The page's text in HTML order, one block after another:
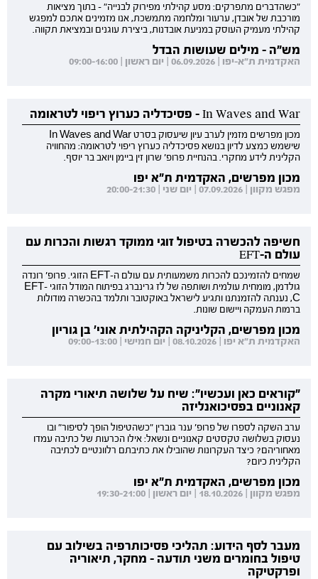
"כשהדברים מתפרקים: מסע קהילתי מפירוק לבנייה" - בתוך מציאות
מורכבת של אובדן, ערעור ומלחמה מתמשכת, אנו מזמינים אתכם למפגש
קהילתי מעמיק העוסק במניעת אובדנות, ביצירת עוגנים ובמציאת תקווה.
מש"ה - מילים שעושות הבדל
האקדמית ת"א-יפו | 06.09.2026 | יום ראשון | 09:00-16:00
In Waves and War - פסיכדליה כערוץ ריפוי לטראומה
מכון מפרשים מזמין לערב עיון שיעסוק בסרט In Waves and War
שישמש כמצע לדיון בנושא פסיכדליה כערוץ ריפוי לטראומה: מהחוויה
הקלינית לידע מחקרי. בהנחיית פרופ' שרון זין ביימן ויואב בר יוסף.
מכון מפרשים, האקדמית ת"א יפו
מפגש מקוון | 07.09.2026 | יום שני | 20:00-21:30
חשיפה להכשרה בטיפול זוגי ממוקד רגשות והכרות עם
עולם ה-EFT
שמחים להזמינכם להכרות משמעותית עם עולם ה-EFT הזוגי. פרופ' רונדה
גולדמן, מומחית עולמית ושותפה של לז גרינברג בפיתוח המודל הזוגי EFT-
C, נענתה להזמנתנו ותגיע לישראל באוקטובר ותלמד בהכשרה מודולות
ברמות העמקה ויישום שונות.
מכון מפרשים, הקליניקה הקהילתית אוני' בן גוריון
האקדמית ת"א יפו | 08.10.2026 | יום חמישי | 09:00-13:00
"קוראים כאן ועכשיו": שיח על שלושה תיאורי מקרה
קאנוניים בפסיכואנליזה
ערב השקה לספרו של פרופ' ענר גוברין "כשהטיפול הופך לסיפור" ובו
נעסוק בשלושה טקסטים קאנוניים ונשאל: אילו הכרעות של כתיבה עמדו
מאחוריהם? כיצד העקרונות שהובילו את כתיבתם רלוונטיים לכתיבה
הקלינית כיום?
מכון מפרשים, האקדמית ת"א יפו
מפגש מקוון | 18.10.2026 | יום ראשון | 19:30-21:00
מעבר לסף הידוע: תהליכי פסיכותרפיה בשילוב עם
טיפול בחומרים משני תודעה - מחקר, תיאוריה
ופרקטיקה